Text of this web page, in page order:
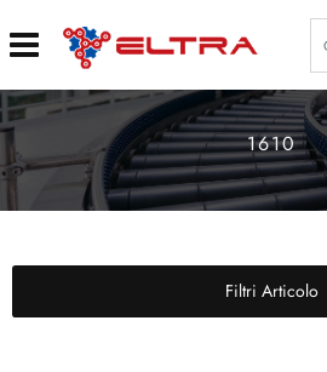
Open
1610
Filtri Articolo